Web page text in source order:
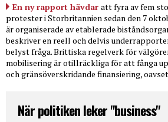
En ny rapport hävdar att fyra av fem
protester i Storbritannien sedan den 7
är organiserade av etablerade
beskriver en reell och delvis
belyst fråga. Brittiska regelverk för
mobilisering är otillräckliga för att fånga
och gränsöverskridande finansiering,
När politiken leker "business"